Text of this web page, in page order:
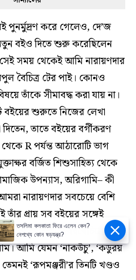
পুনর্মুদ্রণ করে গেলেও, দে’জ
বইও দিতে শুরু করেছিলেন
সময় থেকেই আমি নারায়ণদার
বৈচিত্র টের পাই। কোনও
তাঁকে সীমাবদ্ধ করা যায় না।
বইয়ের শুরুতে নিজের লেখা
তাতে বইয়ের বর্গীকরণ
R পর্যন্ত আঠারোটি ভাগ
বর্জিত শিশুসাহিত্য থেকে
উপন্যাস, অরিগামি– কী
নারায়ণদার সবচেয়ে বেশি
তাঁর প্রায় সব বইয়ের সঙ্গেই
তো আছেই। বিষয়বৈচিত্রের
আমি যেমন ‘নাকউঁচু’, ‘কডুরয়
‘রূপমঞ্জরী’র তিনটি খণ্ডও
তসলিমা কলকাতা ফিরে এলেন কেন?
নেপথ্যে কোন ষড়যন্ত্র?